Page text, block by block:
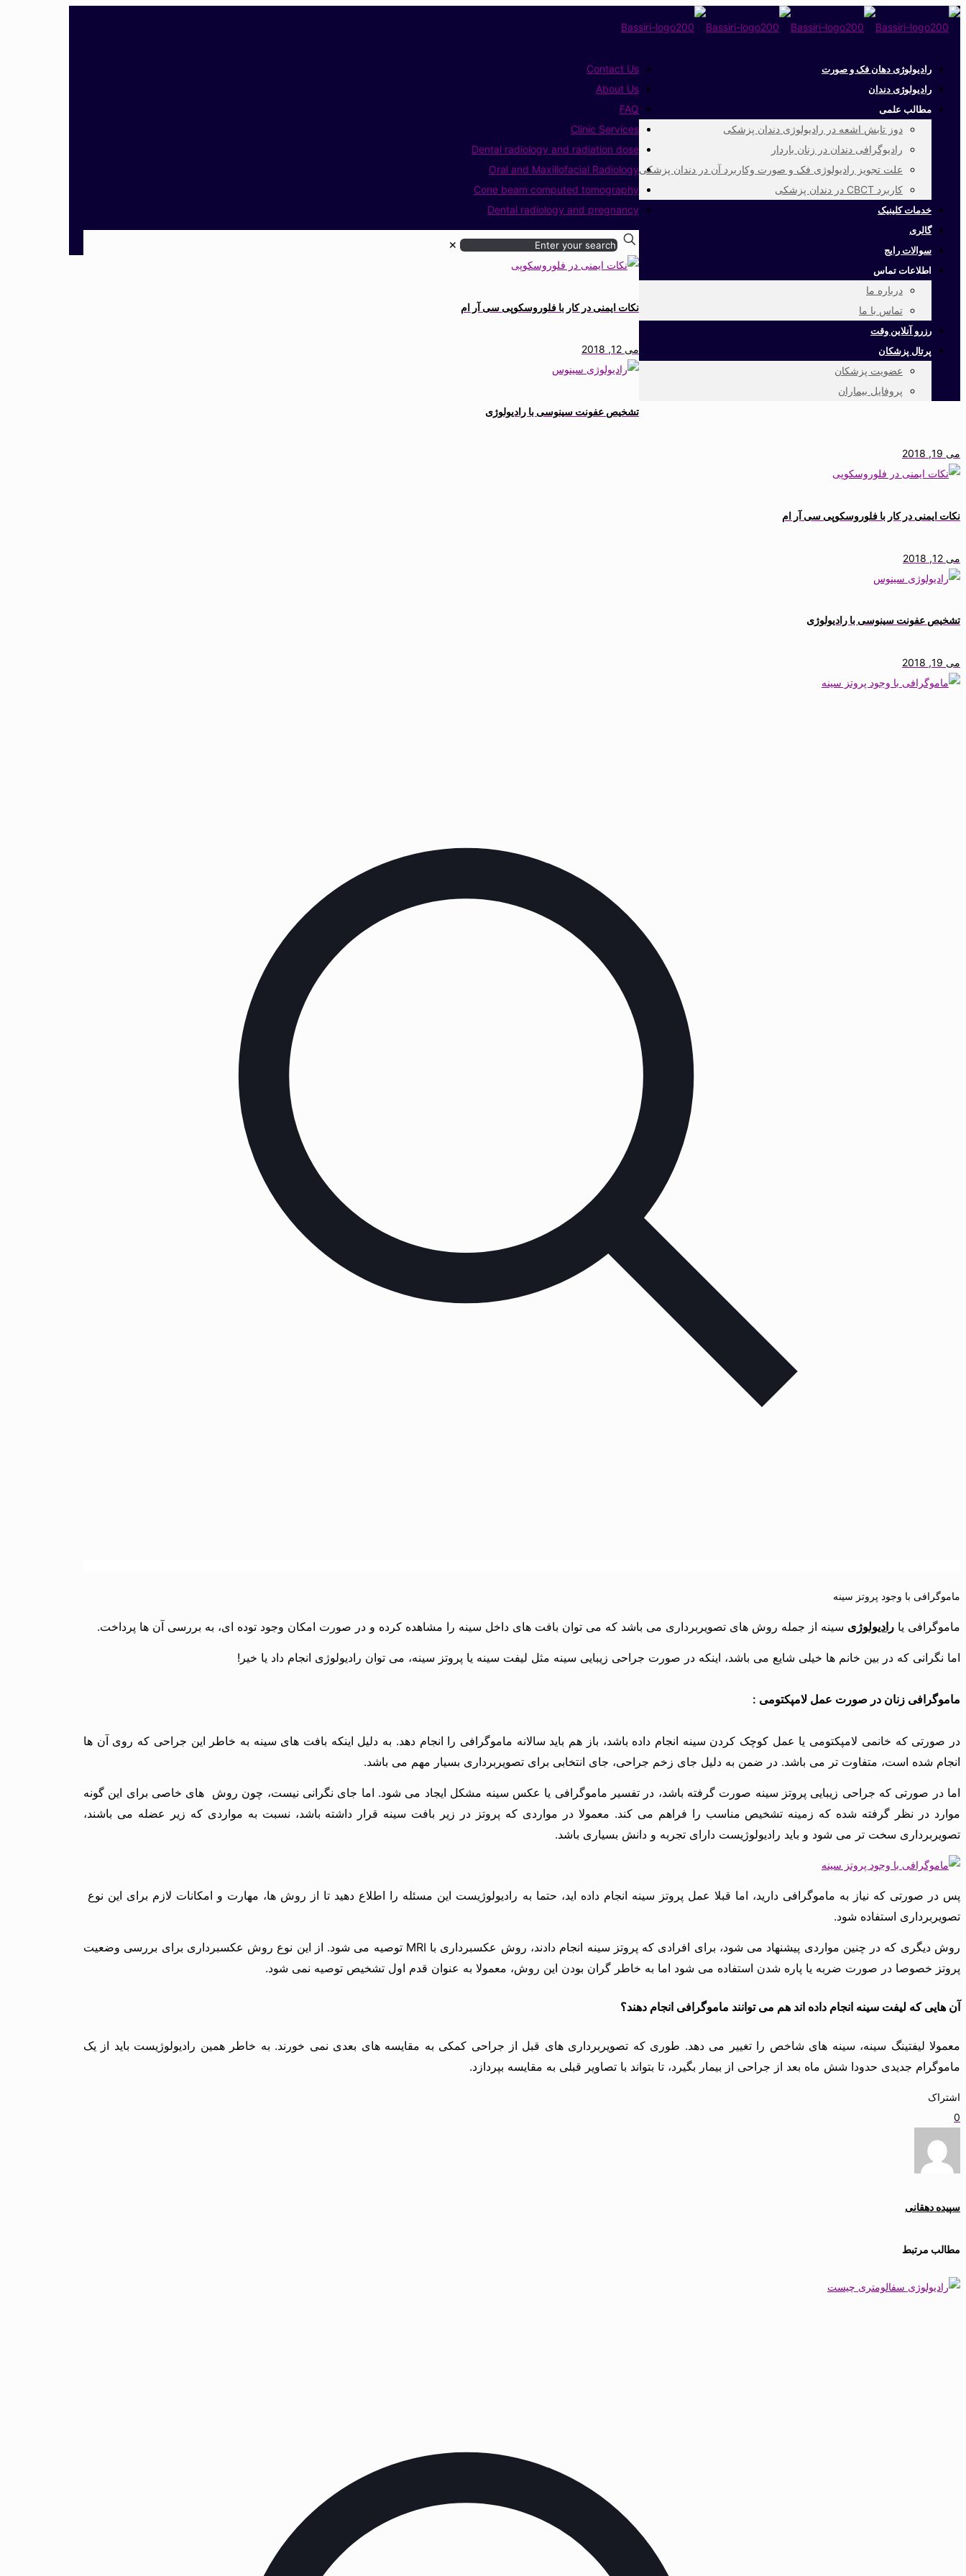
رادیولوژی دهان فک و صورت
رادیولوژی دندان
مطالب علمی
دوز تابش اشعه در رادیولوژی دندان پزشکی
رادیوگرافی دندان در زنان باردار
علت تجویز رادیولوژی فک و صورت وکاربرد آن در دندان پزشکی
کاربرد CBCT در دندان پزشکی
خدمات کلینیک
گالری
سوالات رایج
اطلاعات تماس
درباره ما
تماس با ما
رزرو آنلاین وقت
پرتال پزشکان
عضویت پزشکان
پروفایل بیماران
Contact Us
About Us
FAQ
Clinic Services
Dental radiology and radiation dose
Oral and Maxillofacial Radiology
Cone beam computed tomography
Dental radiology and pregnancy
✕
نکات ایمنی در کار با فلوروسکوپی سی آر ام
می 12, 2018
تشخیص عفونت سینوسی با رادیولوژی
می 19, 2018
نکات ایمنی در کار با فلوروسکوپی سی آر ام
می 12, 2018
تشخیص عفونت سینوسی با رادیولوژی
می 19, 2018
ماموگرافی با وجود پروتز سینه
ماموگرافی یا رادیولوژی سینه از جمله روش های تصویربرداری می باشد که می توان بافت های داخل سینه را مشاهده کرده و در صورت امکان وجود توده ای، به بررسی آن ها پرداخت.
اما نگرانی که در بین خانم ها خیلی شایع می باشد، اینکه در صورت جراحی زیبایی سینه مثل لیفت سینه یا پروتز سینه، می توان رادیولوژی انجام داد یا خیر!
ماموگرافی زنان در صورت عمل لامپکتومی :
در صورتی که خانمی لامپکتومی یا عمل کوچک کردن سینه انجام داده باشد، باز هم باید سالانه ماموگرافی را انجام دهد. به دلیل اینکه بافت های سینه به خاطر این جراحی که روی آن ها
انجام شده است، متفاوت تر می باشد. در ضمن به دلیل جای زخم جراحی، جای انتخابی برای تصویربرداری بسیار مهم می باشد.
اما در صورتی که جراحی زیبایی پروتز سینه صورت گرفته باشد، در تفسیر ماموگرافی یا عکس سینه مشکل ایجاد می شود. اما جای نگرانی نیست، چون روش های خاصی برای این گونه
موارد در نظر گرفته شده که زمینه تشخیص مناسب را فراهم می کند. معمولا در مواردی که پروتز در زیر بافت سینه قرار داشته باشد، نسبت به مواردی که زیر عضله می باشند،
تصویربرداری سخت تر می شود و باید رادیولوژیست دارای تجربه و دانش بسیاری باشد.
پس در صورتی که نیاز به ماموگرافی دارید، اما قبلا عمل پروتز سینه انجام داده اید، حتما به رادیولوژیست این مسئله را اطلاع دهید تا از روش ها، مهارت و امکانات لازم برای این نوع
تصویربرداری استفاده شود.
روش دیگری که در چنین مواردی پیشنهاد می شود، برای افرادی که پروتز سینه انجام دادند، روش عکسبرداری با MRI توصیه می شود. از این نوع روش عکسبرداری برای بررسی وضعیت
پروتز خصوصا در صورت ضربه یا پاره شدن استفاده می شود اما به خاطر گران بودن این روش، معمولا به عنوان قدم اول تشخیص توصیه نمی شود.
آن هایی که لیفت سینه انجام داده اند هم می توانند ماموگرافی انجام دهند؟
معمولا لیفتینگ سینه، سینه های شاخص را تغییر می دهد. طوری که تصویربرداری های قبل از جراحی کمکی به مقایسه های بعدی نمی خورند. به خاطر همین رادیولوژیست باید از یک
ماموگرام جدیدی حدودا شش ماه بعد از جراحی از بیمار بگیرد، تا بتواند با تصاویر قبلی به مقایسه بپردازد.
اشتراک
0
سپیده دهقانی
مطالب مرتبط